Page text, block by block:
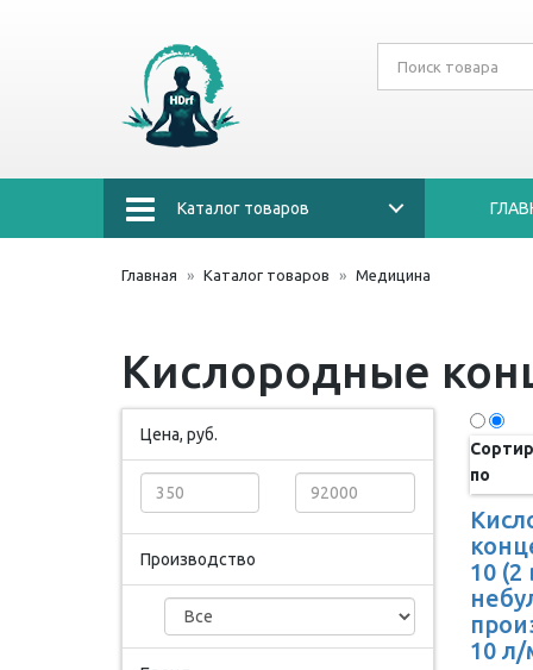
Каталог товаров
Главная Каталог товаров Медицина
Кислородные
Цена, руб.
Производство
по
10 (2
10